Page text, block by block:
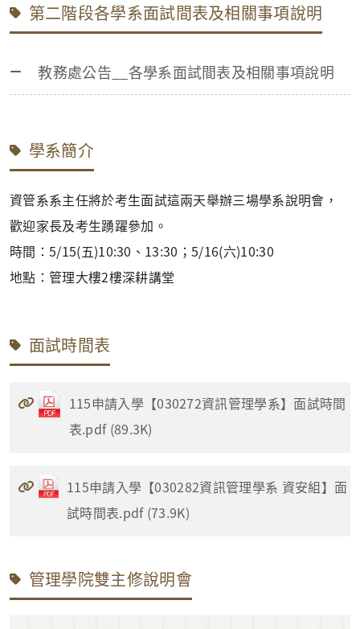
第二階段各學系面試間表及相關事項說明
教務處公告__各學系面試間表及相關事項說明
學系簡介
資管系系主任將於考生面試這兩天舉辦三場學系說明會，
歡迎家長及考生踴躍參加。
時間： 5/15(五)10:30、13:30；5/16(六)10:30
地點：管理大樓2樓深耕講堂
面試時間表
115申請入學【030272資訊管理學系】面試時間
表.pdf (89.3K)
115申請入學【030282資訊管理學系 資安組】面
試時間表.pdf (73.9K)
管理學院雙主修說明會